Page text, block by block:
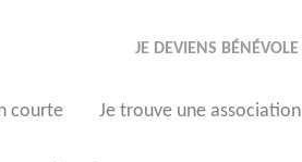
JE DEVIENS BÉNÉVOLE
courte Je trouve une association